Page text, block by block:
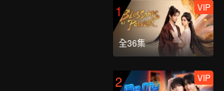
1
全36集
VIP
2 VIP